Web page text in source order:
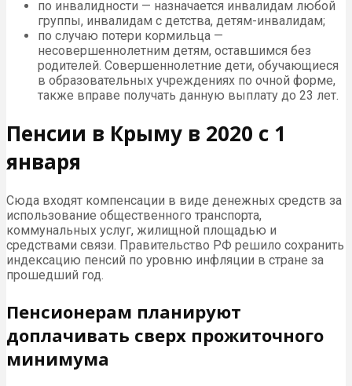
по инвалидности — назначается инвалидам любой
группы, инвалидам с детства, детям-инвалидам;
по случаю потери кормильца —
несовершеннолетним детям, оставшимся без
родителей. Совершеннолетние дети, обучающиеся
в образовательных учреждениях по очной форме,
также вправе получать данную выплату до 23 лет.
Пенсии в Крыму в 2020 с 1
января
Сюда входят компенсации в виде денежных средств за
использование общественного транспорта,
коммунальных услуг, жилищной площадью и
средствами связи. Правительство РФ решило сохранить
индексацию пенсий по уровню инфляции в стране за
прошедший год.
Пенсионерам планируют
доплачивать сверх прожиточного
минимума